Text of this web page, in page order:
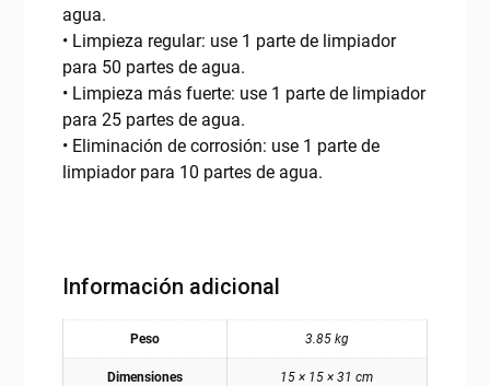
agua.
• Limpieza regular: use 1 parte de limpiador
para 50 partes de agua.
• Limpieza más fuerte: use 1 parte de limpiador
para 25 partes de agua.
• Eliminación de corrosión: use 1 parte de
limpiador para 10 partes de agua.
Información adicional
Peso 3.85 kg
Dimensiones 15 × 15 × 31 cm